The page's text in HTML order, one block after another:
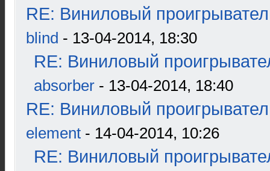
RE: Виниловый
blind - 13-04-2014, 18:30
RE: Виниловый
absorber - 13-04-2014, 18:40
RE: Виниловый
element - 14-04-2014, 10:26
RE: Виниловый